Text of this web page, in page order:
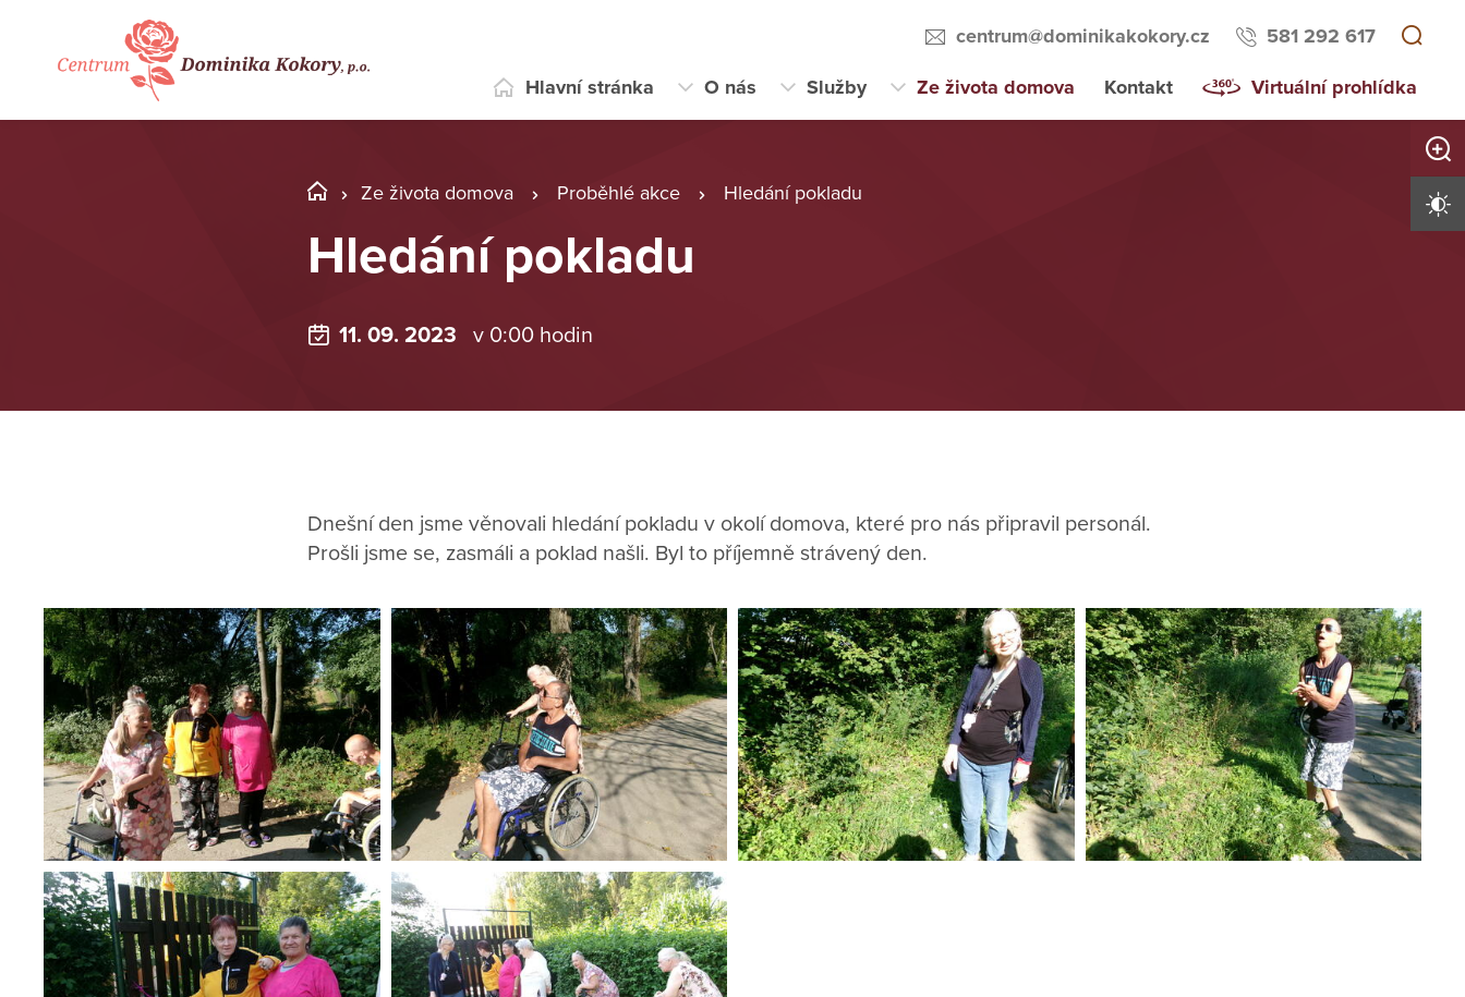
centrum@dominikakokory.cz 581 292 617
Hlavní stránka O nás Služby Ze života domova Kontakt Virtuální prohlídka
Ze života domova Proběhlé akce Hledání pokladu
Hledání pokladu
11. 09. 2023 v 0:00 hodin
Dnešní den jsme věnovali hledání pokladu v okolí domova, které pro nás připravil personál.
Prošli jsme se, zasmáli a poklad našli. Byl to příjemně strávený den.